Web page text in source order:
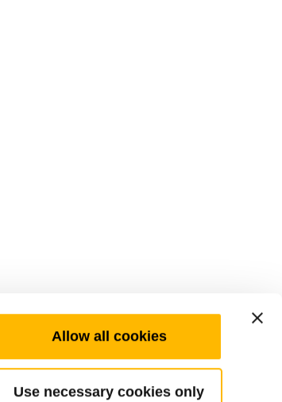
Allow all cookies
Use necessary cookies only